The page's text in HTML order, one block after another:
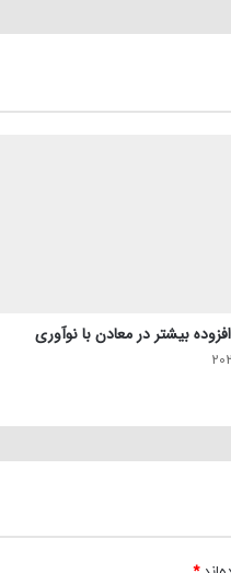
بیشتر در معادن با نوآوری